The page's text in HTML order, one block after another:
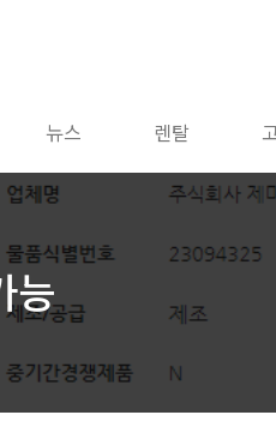
뉴스 렌탈
능